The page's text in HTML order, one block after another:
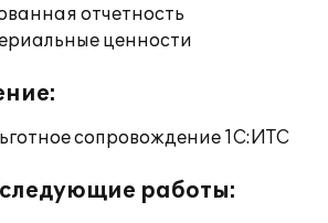
отчетность
ценности
сопровождение 1С:ИТС
работы: